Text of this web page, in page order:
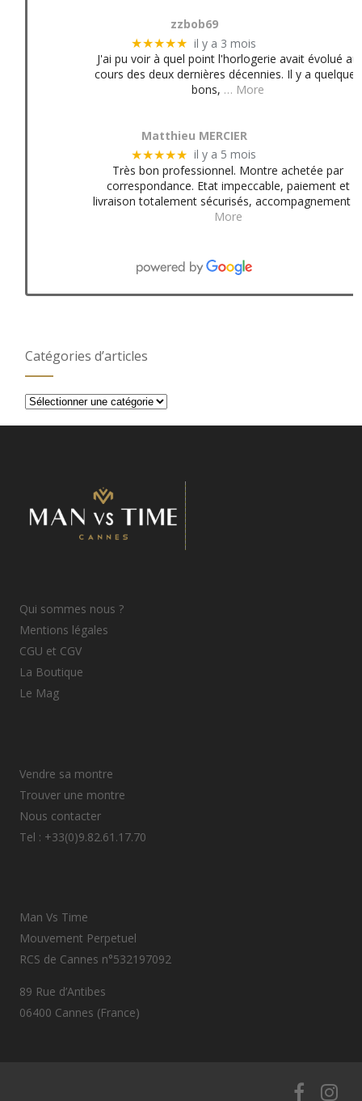
zzbob69
★★★★★ il y a 3 mois
J'ai pu voir à quel point l'horlogerie avait évolué au
cours des deux dernières décennies. Il y a quelques
bons, … More
Matthieu MERCIER
★★★★★ il y a 5 mois
Très bon professionnel. Montre achetée par
correspondance. Etat impeccable, paiement et
livraison totalement sécurisés, accompagnement
More
Catégories d’articles
Catégories
Qui sommes nous ?
Mentions légales
CGU et CGV
La Boutique
Le Mag
Vendre sa montre
Trouver une montre
Nous contacter
Tel : +33(0)9.82.61.17.70
Man Vs Time
Mouvement Perpetuel
RCS de Cannes n°532197092
89 Rue d’Antibes
06400 Cannes (France)